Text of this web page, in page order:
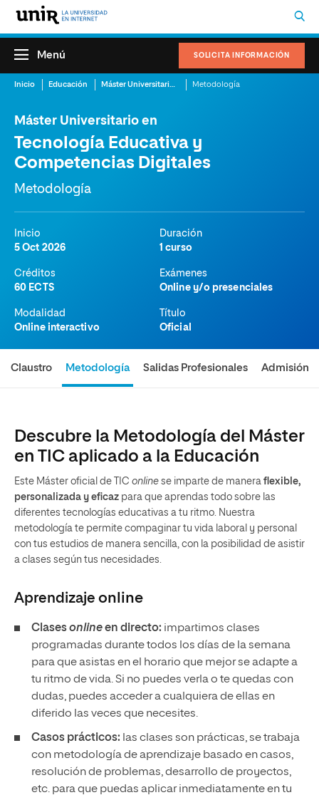
SOLICITA INFORMACIÓN
Menú
Inicio Educación Máster Universitario en Tecnología Educativa y Competencias Digitales Metodología
Máster Universitario en
Tecnología Educativa y
Competencias Digitales
Metodología
Inicio
5 Oct 2026
Duración
1 curso
Créditos
60 ECTS
Exámenes
Online y/o presenciales
Modalidad
Online interactivo
Título
Oficial
Claustro Metodología Salidas Profesionales Admisión
Descubre la Metodología del Máster
en TIC aplicado a la Educación
Este Máster oficial de TIC online se imparte de manera flexible,
personalizada y eficaz para que aprendas todo sobre las
diferentes tecnologías educativas a tu ritmo. Nuestra
metodología te permite compaginar tu vida laboral y personal
con tus estudios de manera sencilla, con la posibilidad de asistir
a clases según tus necesidades.
Aprendizaje online
Clasesonlineen directo: impartimos clases
programadas durante todos los días de la semana
para que asistas en el horario que mejor se adapte a
tu ritmo de vida. Si no puedes verla o te quedas con
dudas, puedes acceder a cualquiera de ellas en
diferido las veces que necesites.
Casos prácticos: las clases son prácticas, se trabaja
con metodología de aprendizaje basado en casos,
resolución de problemas, desarrollo de proyectos,
etc. para que puedas aplicar inmediatamente en tu